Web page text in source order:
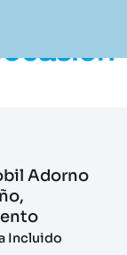
Adorno
Incluido